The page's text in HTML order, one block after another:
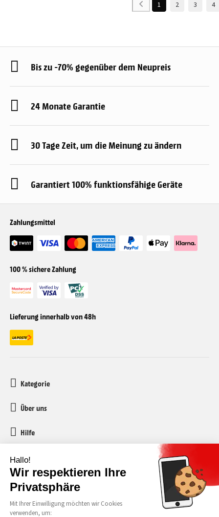
1 2 3 4
Bis zu -70% gegenüber dem Neupreis
24 Monate Garantie
30 Tage Zeit, um die Meinung zu ändern
Garantiert 100% funktionsfähige Geräte
Zahlungsmittel
100 % sichere Zahlung
Lieferung innerhalb von 48h
Kategorie
Über uns
Hilfe
Kundenservice
media-markt-refurbished@recommerce.com
Montag-Freitag 08:00-17:00